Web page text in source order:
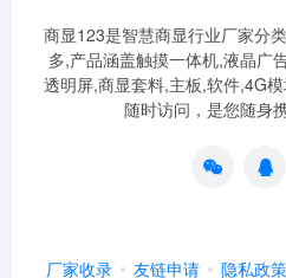
商显123是智慧商显行业厂家分
多,产品涵盖触摸一体机,液晶广
透明屏,商显套料,主板,软件,4G
随时访问，是您随身
厂家收录 友链申请 隐私政策